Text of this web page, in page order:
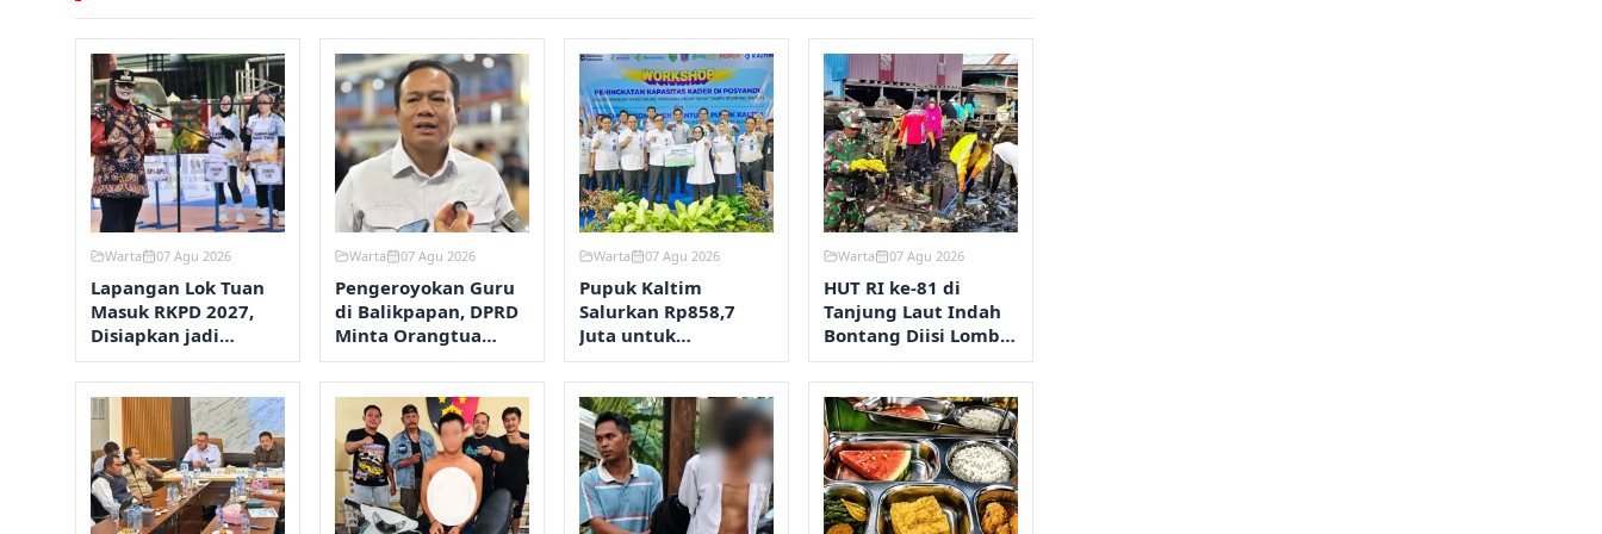
Warta 07 Agu 2026
Lapangan Lok Tuan
Masuk RKPD 2027,
Disiapkan jadi
Kawasan Olahraga
Terpadu
Warta 07 Agu 2026
Pengeroyokan Guru
di Balikpapan, DPRD
Minta Orangtua
Perketat
Pengawasan Anak
Warta 07 Agu 2026
Pupuk Kaltim
Salurkan Rp858,7
Juta untuk
Pengendalian
Stunting Bontang
Warta 07 Agu 2026
HUT RI ke-81 di
Tanjung Laut Indah
Bontang Diisi Lomba
RT Terbersih hingga
Fashion Show